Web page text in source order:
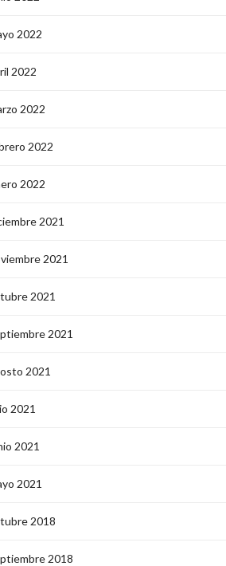
2022
2022
2022
2022
2022
2021
2021
2021
2021
2021
2021
2021
2021
2018
2018